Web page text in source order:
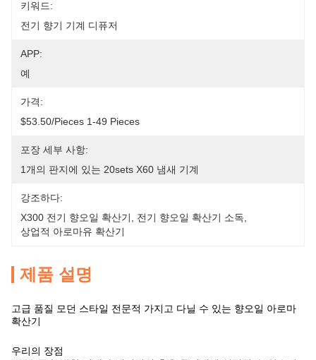
키워드:
전기 향기 기계 디퓨저
APP:
예
가격:
$53.50/pieces 1-49 Pieces
포장 세부 사항:
1개의 판지에 있는 20sets X60 냄새 기계
강조하다:
X300 전기 향오일 확산기
전기 향오일 확산기 소독
상업적 아로마유 확산기
제품 설명
고급 품질 모던 스타일 전문적 가지고 다닐 수 있는 향오일 아로마
확산기
우리의 장점